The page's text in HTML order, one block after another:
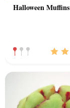
Halloween Muffins